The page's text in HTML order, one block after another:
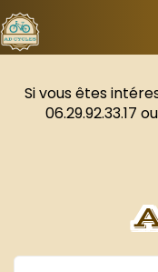
Si vous êtes
06.29.92.33.17
Panneau de gestion